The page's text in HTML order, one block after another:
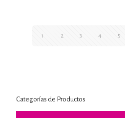
1 2 3 4 5
Categorías de Productos